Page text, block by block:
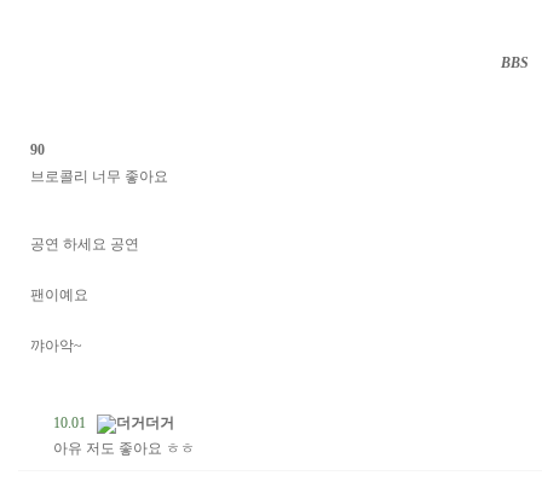
BBS
90
브로콜리 너무 좋아요
공연 하세요 공연
팬이예요
꺄아악~
10.01
더거더거
아유 저도 좋아요 ㅎㅎ